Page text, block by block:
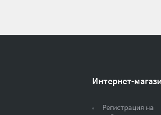
Интернет-
Регистрация на